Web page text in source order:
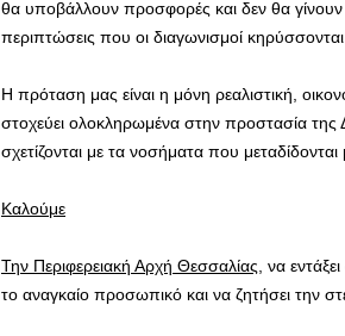
θα υποβάλλουν προσφορές και δεν θα γίνουν
περιπτώσεις που οι διαγωνισμοί
Η πρόταση μας είναι η μόνη ρεαλιστική,
στοχεύει ολοκληρωμένα στην προστασία
σχετίζονται με τα νοσήματα που
Καλούμε
Την Περιφερειακή Αρχή Θεσσαλίας , να
το αναγκαίο προσωπικό και να ζητήσει την